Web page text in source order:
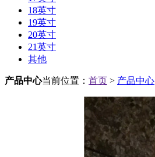
18英寸
19英寸
20英寸
21英寸
其他
产品中心当前位置： 首页 > 产品中心